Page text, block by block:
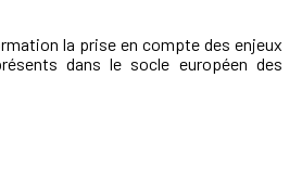
la prise en compte des enjeux
dans le socle européen des